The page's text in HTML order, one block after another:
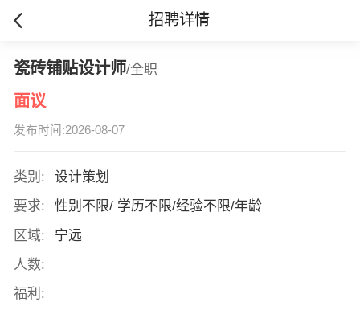
招聘详情
瓷砖铺贴设计师/全职
面议
发布时间:2026-08-07
类别:
设计策划
要求:
性别不限/ 学历不限/经验不限/年龄
区域:
宁远
人数:
福利: